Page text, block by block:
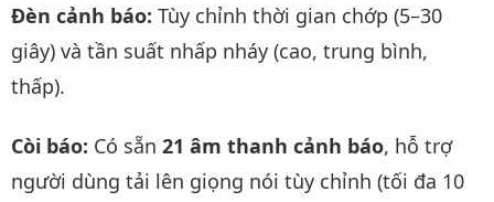
Đèn cảnh báo: Tùy chỉnh thời gian chớp (5–30
giây) và tần suất nhấp nháy (cao, trung bình,
thấp).
Còi báo: Có sẵn 21 âm thanh cảnh báo, hỗ trợ
người dùng tải lên giọng nói tùy chỉnh (tối đa 10